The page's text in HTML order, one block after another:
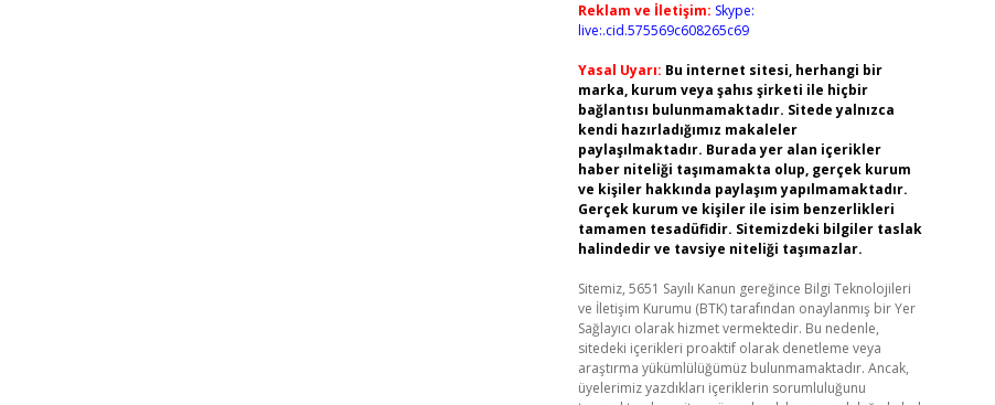
Reklam ve İletişim: Skype:
live:.cid.575569c608265c69
Yasal Uyarı: Bu internet sitesi, herhangi bir
marka, kurum veya şahıs şirketi ile hiçbir
bağlantısı bulunmamaktadır. Sitede yalnızca
kendi hazırladığımız makaleler
paylaşılmaktadır. Burada yer alan içerikler
haber niteliği taşımamakta olup, gerçek kurum
ve kişiler hakkında paylaşım yapılmamaktadır.
Gerçek kurum ve kişiler ile isim benzerlikleri
tamamen tesadüfidir. Sitemizdeki bilgiler taslak
halindedir ve tavsiye niteliği taşımazlar.
Sitemiz, 5651 Sayılı Kanun gereğince Bilgi Teknolojileri
ve İletişim Kurumu (BTK) tarafından onaylanmış bir Yer
Sağlayıcı olarak hizmet vermektedir. Bu nedenle,
sitedeki içerikleri proaktif olarak denetleme veya
araştırma yükümlülüğümüz bulunmamaktadır. Ancak,
üyelerimiz yazdıkları içeriklerin sorumluluğunu